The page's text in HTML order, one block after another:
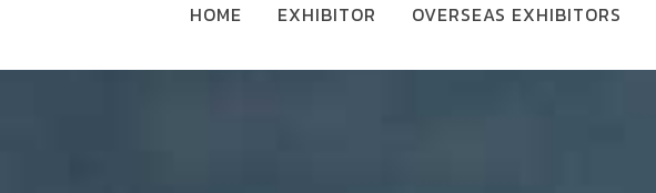
HOME EXHIBITOR OVERSEAS EXHIBITORS